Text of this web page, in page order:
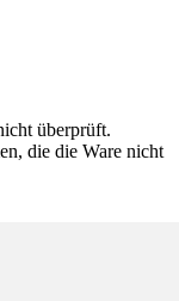
überprüft.
die die Ware nicht